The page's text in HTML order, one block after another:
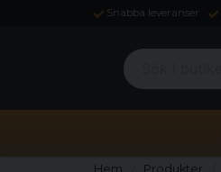
Snabba leveranser
Sök i butiken ...
Hem Produkter